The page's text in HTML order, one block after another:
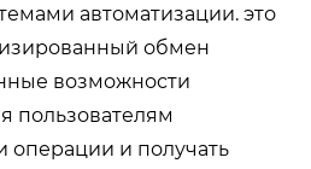
автоматизации. это
обмен
возможности
пользователям
операции и получать